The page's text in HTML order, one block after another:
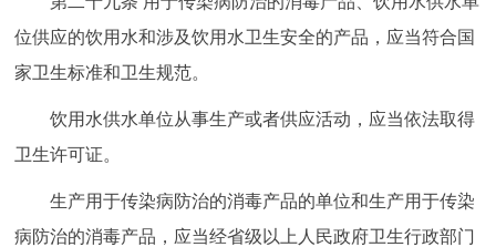
位供应的饮用水和涉及饮用水卫生安全的产品，应当符合国
家卫生标准和卫生规范。
饮用水供水单位从事生产或者供应活动，应当依法取得
卫生许可证。
生产用于传染病防治的消毒产品的单位和生产用于传染
病防治的消毒产品，应当经省级以上人民政府卫生行政部门